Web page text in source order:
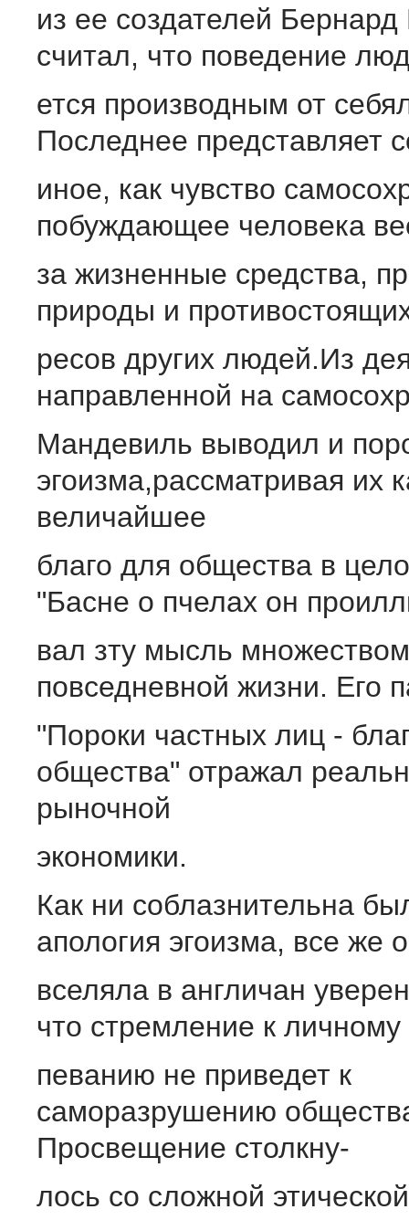
из ее создателей
считал, что поведение
ется производным от
Последнее представляет
иное, как чувство
побуждающее человека
за жизненные средства,
природы и
ресов других людей.Из
направленной на
Мандевиль выводил и
эгоизма,рассматривая их
величайшее
благо для общества в
"Басне о пчелах он
вал зту мысль
повседневной жизни. Его
"Пороки частных лиц -
общества" отражал
рыночной
экономики.
Как ни cоблазнительна
апология эгоизма, все же
вселяла в англичан
что стремление к личному
певанию не приведет к
саморазрушению
Просвещение столкну-
лось со сложной этической